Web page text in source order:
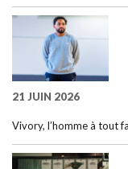
21 JUIN 2026
Vivory, l’homme à tout